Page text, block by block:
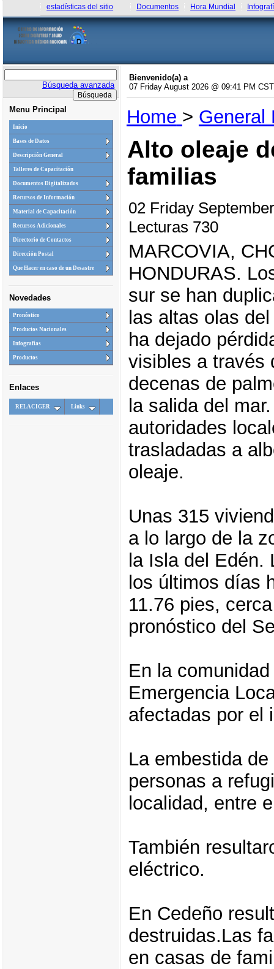
estadísticas del sitio Documentos Hora Mundial
Búsqueda avanzada
Menu Principal
Inicio
Bases de Datos
Descripción General
Talleres de Capacitación
Documentos Digitalizados
Recursos de Información
Material de Capacitación
Recursos Adicionales
Directorio de Contactos
Dirección Postal
Que Hacer en caso de un Desastre
Novedades
Pronóstico
Productos Nacionales
Infografias
Productos
Enlaces
RELACIGER Links
Bienvenido(a) a
07 Friday August 2026 @ 09:41 PM CST
Home > General
Alto oleaje
familias
02 Friday
Lecturas 730
MARCOVIA,
HONDURAS.
sur se han
las altas olas
ha dejado
visibles a través
decenas de
la salida del
autoridades
trasladadas a
oleaje.
Unas 315
a lo largo de la
la Isla del Edén.
los últimos días
11.76 pies,
pronóstico del
En la
Emergencia
afectadas por el
La embestida
personas a
localidad, entre
También
eléctrico.
En Cedeño
destruidas.Las
en casas de